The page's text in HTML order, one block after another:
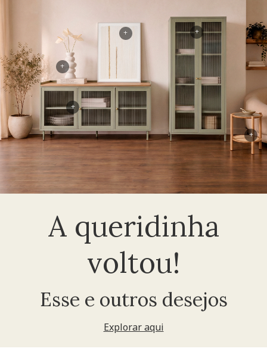
A queridinha
voltou!
Esse e outros desejos
Explorar aqui
+
+
+
+
+